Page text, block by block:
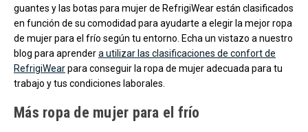
guantes y las botas para mujer de RefrigiWear están clasificados
en función de su comodidad para ayudarte a elegir la mejor ropa
de mujer para el frío según tu entorno. Echa un vistazo a nuestro
blog para aprendera utilizar las clasificaciones de confort de
RefrigiWearpara conseguir la ropa de mujer adecuada para tu
trabajo y tus condiciones laborales.
Más ropa de mujer para el frío